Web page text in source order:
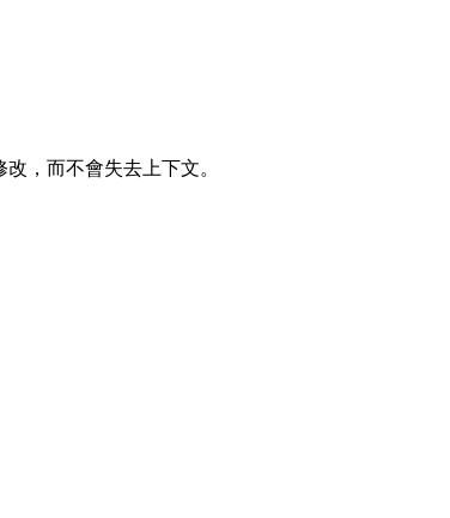
，而不會失去上下文。